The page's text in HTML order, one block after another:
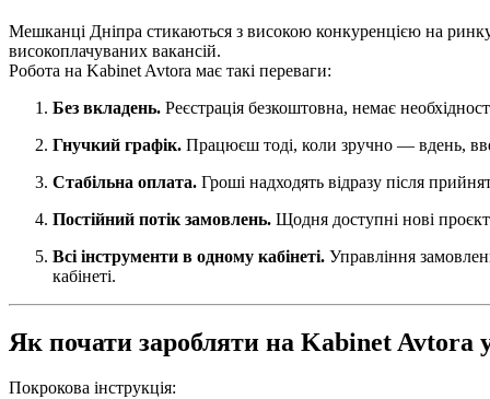
Мешканці Дніпра стикаються з високою конкуренцією на
високоплачуваних вакансій.
Робота на Kabinet Avtora має такі переваги:
Без вкладень. Реєстрація безкоштовна, немає
Гнучкий графік. Працюєш тоді, коли зручно — вдень,
Стабільна оплата. Гроші надходять відразу після
Постійний потік замовлень. Щодня доступні нові
Всі інструменти в одному кабінеті. Управління
кабінеті.
Як почати заробляти на Kabinet Avtora
Покрокова інструкція: